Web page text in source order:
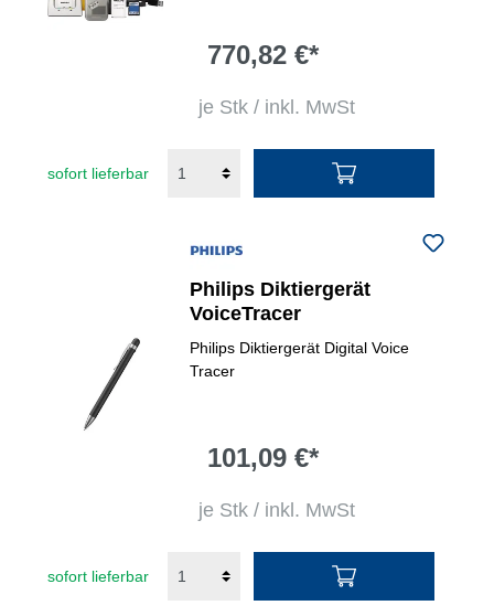
770,82 €*
je Stk / inkl. MwSt
sofort lieferbar
Philips Diktiergerät
VoiceTracer
Philips Diktiergerät Digital Voice
Tracer
101,09 €*
je Stk / inkl. MwSt
sofort lieferbar